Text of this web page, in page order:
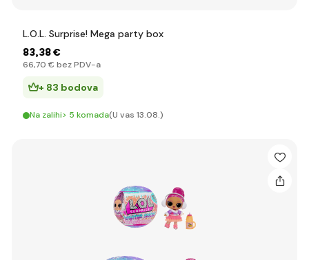
L.O.L. Surprise! Mega party box
83,38 €
66,70 € bez PDV-a
+ 83 bodova
Na zalihi> 5 komada(U vas 13.08.)